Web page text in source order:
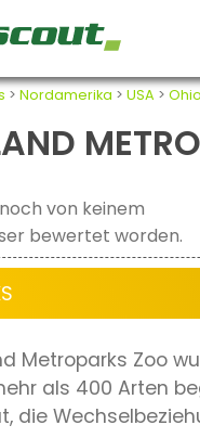
> Nordamerika > USA > Ohio
von keinem
bewertet worden.
Metroparks Zoo
als 400 Arten
die